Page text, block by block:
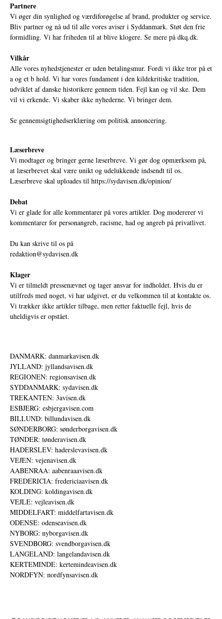
Partnere
Vi øger din synlighed og værdiforøgelse af brand, produkter og service.
Bliv partner og nå ud til alle vores aviser i Syddanmark. Støt den frie
formidling. Vi har friheden til at blive klogere. Se mere på dkq.dk.
Vilkår
Alle vores nyhedstjenester er uden betalingsmur. Fordi vi ikke tror på et
a og et b hold. Vi har vores fundament i den kildekritiske tradition,
udviklet af danske historikere gennem tiden. Fejl kan og vil ske. Dem
vil vi erkende. Vi skaber ikke nyhederne. Vi bringer dem.
Se gennemsigtighedserklæring om politisk annoncering.
Læserbreve
Vi modtager og bringer gerne læserbreve. Vi gør dog opmærksom på,
at læserbrevet skal være unikt og udelukkende indsendt til os.
Læserbreve skal uploades til https://sydavisen.dk/opinion/
Debat
Vi er glade for alle kommentarer på vores artikler. Dog modererer vi
kommentarer for personangreb, racisme, had og angreb på privatlivet.
Du kan skrive til os på
redaktion@sydavisen.dk
Klager
Vi er tilmeldt pressenævnet og tager ansvar for indholdet. Hvis du er
utilfreds med noget, vi har udgivet, er du velkommen til at kontakte os.
Vi trækker ikke artikler tilbage, men retter faktuelle fejl, hvis de
uheldigvis er opstået.
DANMARK: danmarkavisen.dk
JYLLAND: jyllandsavisen.dk
REGIONEN: regionsavisen.dk
SYDDANMARK: sydavisen.dk
TREKANTEN: 3avisen.dk
ESBJERG: esbjergavisen.com
BILLUND: billundavisen.dk
SØNDERBORG: sønderborgavisen.dk
TØNDER: tønderavisen.dk
HADERSLEV: haderslevavisen.dk
VEJEN: vejenavisen.dk
AABENRAA: aabenraaavisen.dk
FREDERICIA: fredericiaavisen.dk
KOLDING: koldingavisen.dk
VEJLE: vejleavisen.dk
MIDDELFART: middelfartavisen.dk
ODENSE: odenseavisen.dk
NYBORG: nyborgavisen.dk
SVENDBORG: svendborgavisen.dk
LANGELAND: langelandavisen.dk
KERTEMINDE: kertemindeavisen.dk
NORDFYN: nordfynsavisen.dk